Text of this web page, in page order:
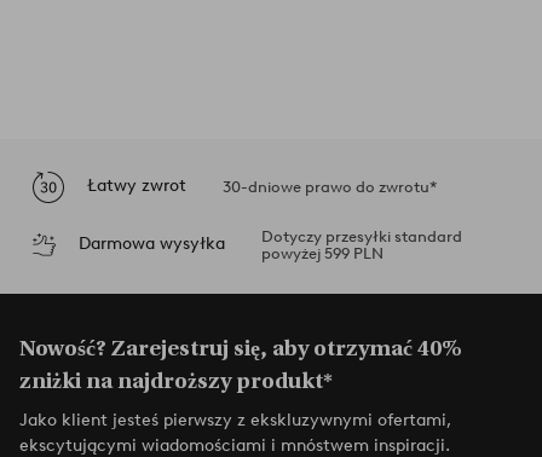
Łatwy zwrot 30-dniowe prawo do zwrotu*
Darmowa wysyłka
Dotyczy przesyłki standard
powyżej 599 PLN
Nowość? Zarejestruj się, aby otrzymać 40%
zniżki na najdroższy produkt*
Jako klient jesteś pierwszy z ekskluzywnymi ofertami,
ekscytującymi wiadomościami i mnóstwem inspiracji.